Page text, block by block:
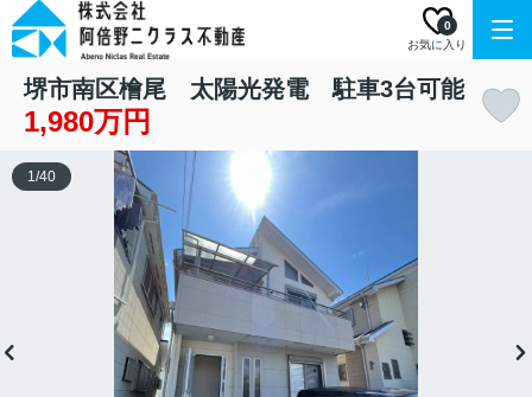
お気に入り
0
堺市南区檜尾 太陽光発電 駐車3台可能
1,980万円
1/40